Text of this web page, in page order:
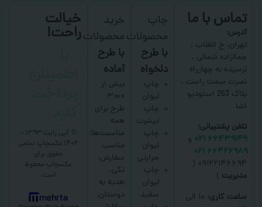
تماس با ما
آدرس:
تهران، خ انقلاب ،
جمالزاده شمالی ،
نرسیده به چهارراه
نصرت سمت راست ،
پلاک 263 استودیو
اشا
تلفن پشتیبانی:
۶۶۴۳۹۱۴۹ ۰۲۱
و
۶۶۴۲۶۹۸۹ ۰۲۱
۰۹۱۲۲۱۴۶۶۹۴ (
مدیریت )
ساعت کاری:
۱۰ الی
چاپ
محصولات
با طرح
دلخواه
چاپ
لیوان
چاپ
تیشرت
چاپ
لیوان
حرارتی
چاپ
لیوان
سفید
خرید
محصولات
با طرح
آماده
بیش از
۳۰۰۰
طرح برای
همه
مناسبت‌ها؛
مناسب
سفارش:
تکی،
هدیه به
دوستان،
خیالت
راحت!
۱۴۰۲ عکسچاپ
تمامی
حقوق برای
عکسچاپ محفوظ
است.
mehrta